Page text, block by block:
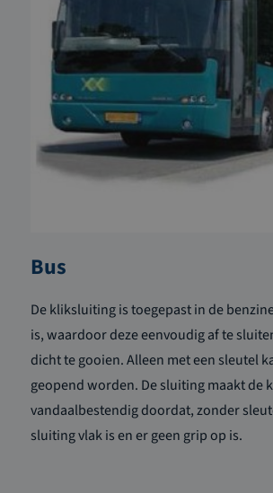
Bus
De kliksluiting is toegepast in de
is, waardoor deze eenvoudig af te
dicht te gooien. Alleen met een sleutel
geopend worden. De sluiting maakt de
vandaalbestendig doordat, zonder
sluiting vlak is en er geen grip op is.